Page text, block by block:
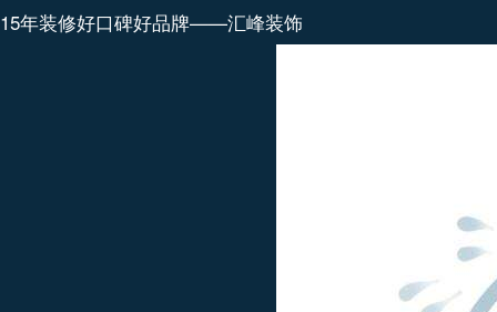
15年装修好口碑好品牌——汇峰装饰